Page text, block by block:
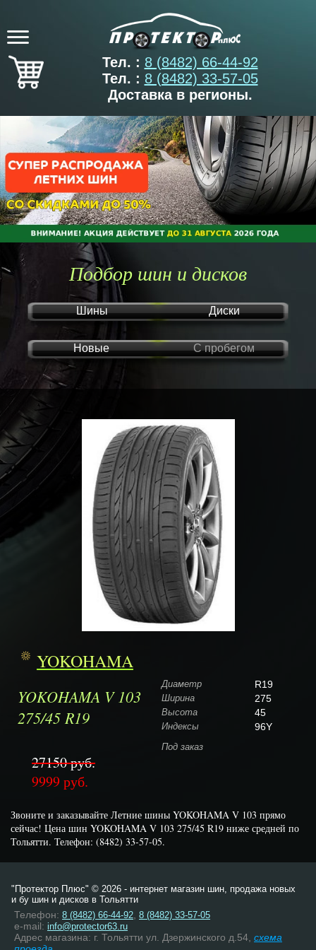
Тел. : 8 (8482) 66-44-92
Тел. : 8 (8482) 33-57-05
Доставка в регионы.
Подбор шин и дисков
Шины Диски
Новые С пробегом
YOKOHAMA
YOKOHAMA V 103
275/45 R19
27150 руб.
9999руб.
Диаметр R19
Ширина 275
Высота 45
Индексы 96Y
Под заказ
Звоните и заказывайте Летние шины YOKOHAMA V 103 прямо
сейчас! Цена шин YOKOHAMA V 103 275/45 R19 ниже средней по
Тольятти. Телефон: (8482) 33-57-05.
"Протектор Плюс" © 2026 - интернет магазин шин, продажа новых
и бу шин и дисков в Тольятти
Телефон: 8 (8482) 66-44-92 8 (8482) 33-57-05
e-mail: info@protector63.ru
Адрес магазина: г. Тольятти ул. Дзержинского д.54, схема